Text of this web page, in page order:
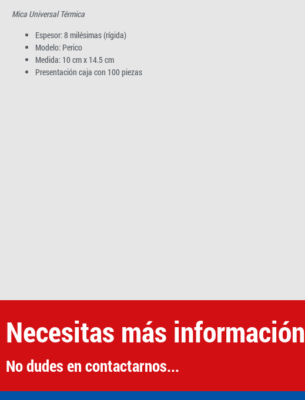
Mica Universal Térmica
Espesor: 8 milésimas (rígida)
Modelo: Perico
Medida: 10 cm x 14.5 cm
Presentación caja con 100 piezas
Necesitas más información
No dudes en contactarnos...